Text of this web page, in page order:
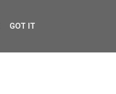
GOT IT